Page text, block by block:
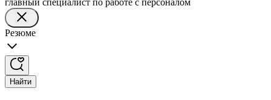
главный специалист по работе с персоналом
Резюме
Найти